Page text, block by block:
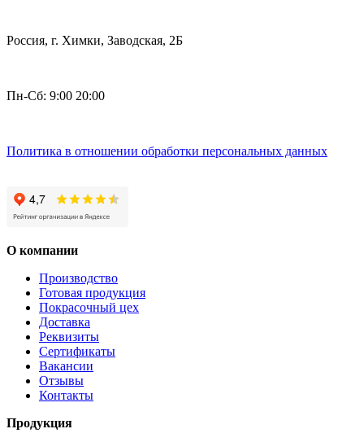
Россия, г. Химки, Заводская, 2Б
Пн-Сб: 9:00 20:00
Политика в отношении обработки персональных данных
О компании
Производство
Готовая продукция
Покрасочный цех
Доставка
Реквизиты
Сертификаты
Вакансии
Отзывы
Контакты
Продукция